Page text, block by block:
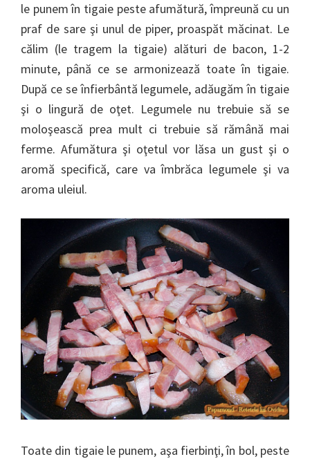
le punem în tigaie peste afumătură, împreună cu un
praf de sare şi unul de piper, proaspăt măcinat. Le
călim (le tragem la tigaie) alături de bacon, 1-2
minute, până ce se armonizează toate în tigaie.
După ce se înfierbântă legumele, adăugăm în tigaie
şi o lingură de oţet. Legumele nu trebuie să se
moloşească prea mult ci trebuie să rămână mai
ferme. Afumătura şi oţetul vor lăsa un gust şi o
aromă specifică, care va îmbrăca legumele şi va
aroma uleiul.
Toate din tigaie le punem, aşa fierbinţi, în bol, peste